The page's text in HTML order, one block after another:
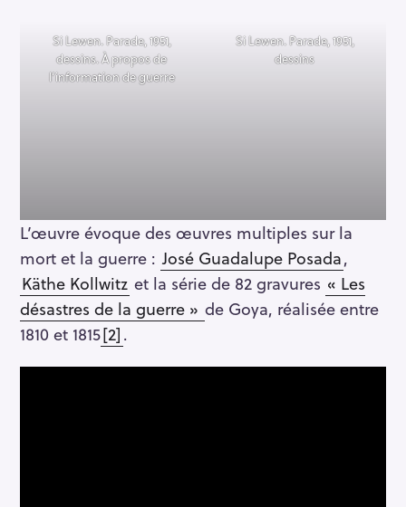
Si Lewen. Parade, 1951,
dessins. À propos de
l’information de guerre
Si Lewen. Parade, 1951,
dessins
L’œuvre évoque des œuvres multiples sur la
mort et la guerre : José Guadalupe Posada,
Käthe Kollwitz et la série de 82 gravures « Les
désastres de la guerre » de Goya, réalisée entre
1810 et 1815[2].